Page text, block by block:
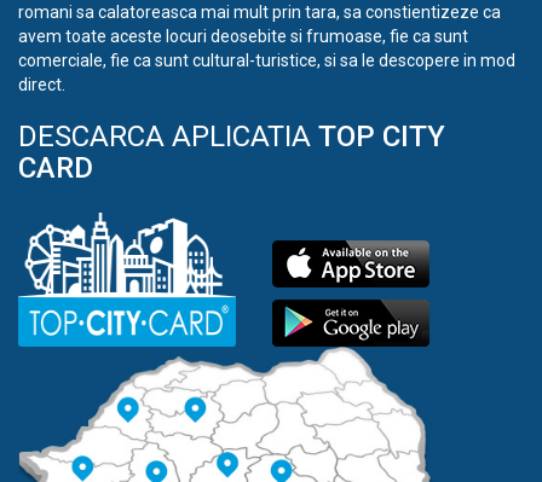
romani sa calatoreasca mai mult prin tara, sa constientizeze ca
avem toate aceste locuri deosebite si frumoase, fie ca sunt
comerciale, fie ca sunt cultural-turistice, si sa le descopere in mod
direct.
DESCARCA APLICATIA TOP CITY
CARD